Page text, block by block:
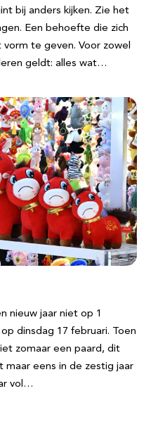
bij anders kijken. Zie het
Een behoefte die zich
te geven. Voor zowel
geldt: alles wat…
nieuw jaar niet op 1
dinsdag 17 februari. Toen
zomaar een paard, dit
maar eens in de zestig jaar
vol…